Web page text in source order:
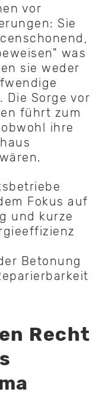
vor
Sie
was
sie weder
Sorge vor
führt zum
ihre
Fokus auf
und kurze
Betonung
Recht